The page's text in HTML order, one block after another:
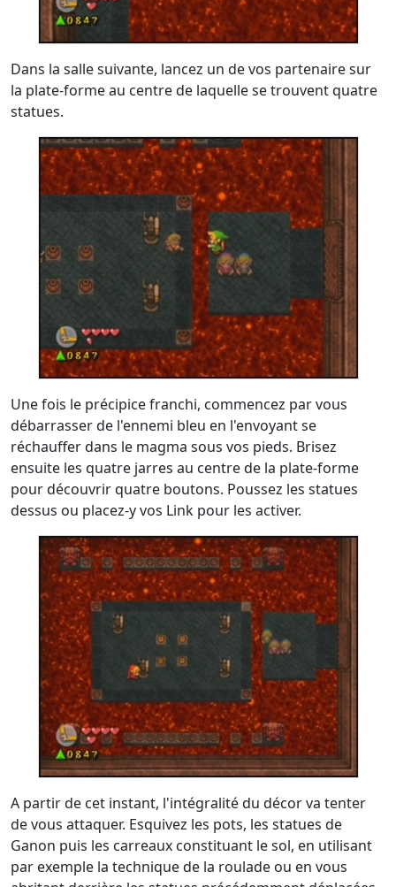
Dans la salle suivante, lancez un de vos partenaire sur
la plate-forme au centre de laquelle se trouvent quatre
statues.
Une fois le précipice franchi, commencez par vous
débarrasser de l'ennemi bleu en l'envoyant se
réchauffer dans le magma sous vos pieds. Brisez
ensuite les quatre jarres au centre de la plate-forme
pour découvrir quatre boutons. Poussez les statues
dessus ou placez-y vos Link pour les activer.
A partir de cet instant, l'intégralité du décor va tenter
de vous attaquer. Esquivez les pots, les statues de
Ganon puis les carreaux constituant le sol, en utilisant
par exemple la technique de la roulade ou en vous